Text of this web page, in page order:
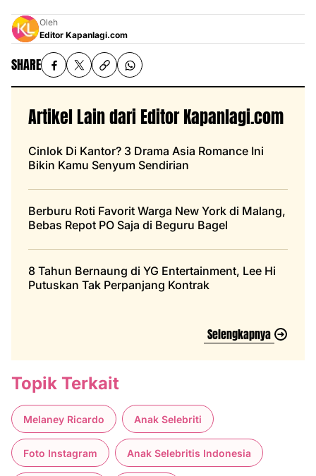
Oleh
Editor Kapanlagi.com
SHARE
Artikel Lain dari Editor Kapanlagi.com
Cinlok Di Kantor? 3 Drama Asia Romance Ini
Bikin Kamu Senyum Sendirian
Berburu Roti Favorit Warga New York di Malang,
Bebas Repot PO Saja di Beguru Bagel
8 Tahun Bernaung di YG Entertainment, Lee Hi
Putuskan Tak Perpanjang Kontrak
Selengkapnya
Topik Terkait
Melaney Ricardo Anak Selebriti
Foto Instagram Anak Selebritis Indonesia